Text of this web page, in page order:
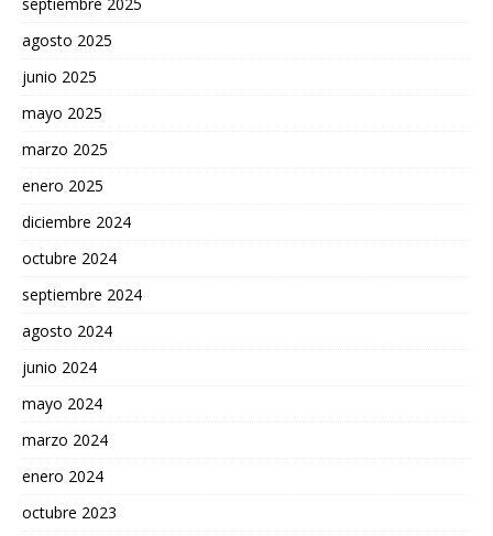
agosto 2025
junio 2025
mayo 2025
marzo 2025
enero 2025
diciembre 2024
octubre 2024
septiembre 2024
agosto 2024
junio 2024
mayo 2024
marzo 2024
enero 2024
octubre 2023